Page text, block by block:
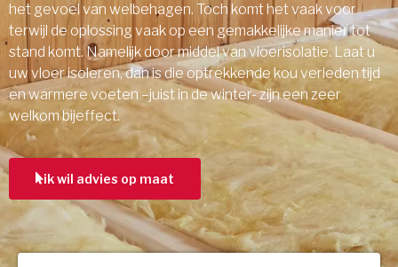
het gevoel van welbehagen. Toch komt het vaak voor
terwijl de oplossing vaak op een gemakkelijke manier tot
stand komt. Namelijk door middel van vloerisolatie. Laat u
uw vloer isoleren, dan is die optrekkende kou verleden tijd
en warmere voeten –juist in de winter- zijn een zeer
welkom bijeffect.
ik wil advies op maat